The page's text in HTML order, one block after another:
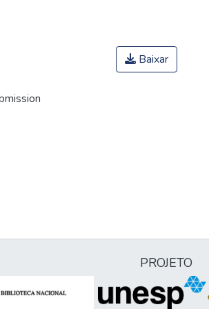
Baixar
PROJETO